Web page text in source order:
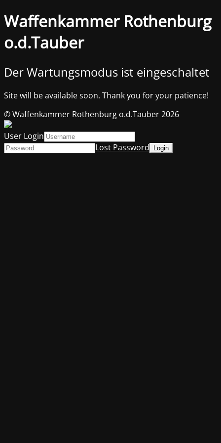
Waffenkammer Rothenburg
o.d.Tauber
Der Wartungsmodus ist eingeschaltet
Site will be available soon. Thank you for your patience!
© Waffenkammer Rothenburg o.d.Tauber 2026
User Login
Lost Password